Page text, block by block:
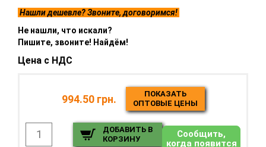
Нашли дешевле? Звоните, договоримся!
Не нашли, что искали?
Пишите, звоните! Найдём!
Цена с НДС
994.50 грн.
ПОКАЗАТЬ
ОПТОВЫЕ ЦЕНЫ
ДОБАВИТЬ В
КОРЗИНУ
Сообщить,
когда появится